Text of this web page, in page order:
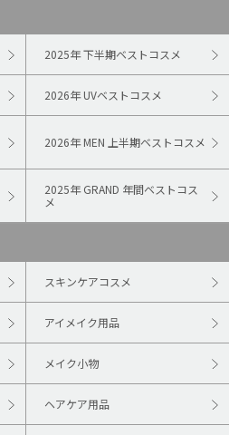
2025年 下半期ベストコスメ
2026年 UVベストコスメ
2026年 MEN 上半期ベストコスメ
2025年 GRAND 年間ベストコス
メ
スキンケアコスメ
アイメイク用品
メイク小物
ヘアケア用品